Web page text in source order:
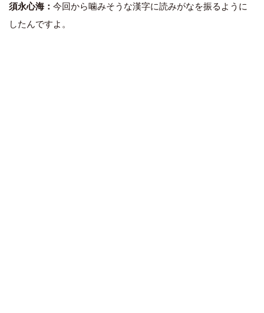
須永心海： 今回から噛みそうな漢字に読みがなを振るように
したんですよ。